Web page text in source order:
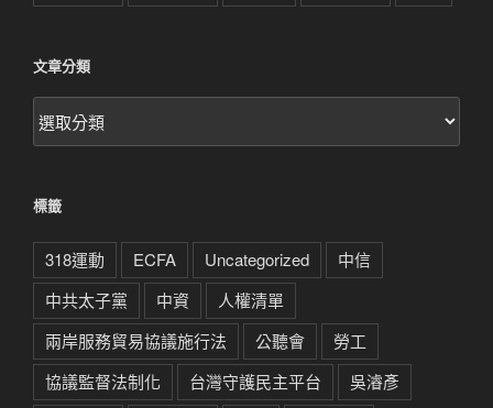
文章分類
文
章
標籤
318運動 ECFA Uncategorized
中信
中共太子黨
中資
人權清單
兩岸服務貿易協議施行法
公聽會
勞工
協議監督法制化
台灣守護民主平台
吳濬彥